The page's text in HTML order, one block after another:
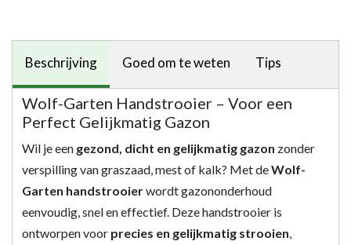
Beschrijving Goed om te weten Tips
Wolf-Garten Handstrooier – Voor een
Perfect Gelijkmatig Gazon
Wil je een gezond, dicht en gelijkmatig gazon zonder
verspilling van graszaad, mest of kalk? Met deWolf-
Garten handstrooierwordt gazononderhoud
eenvoudig, snel en effectief. Deze handstrooier is
ontworpen voor precies en gelijkmatig strooien